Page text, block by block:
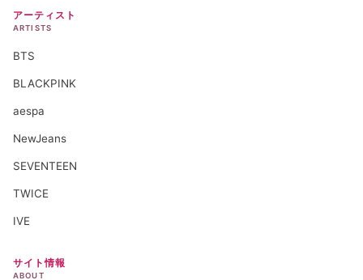
アーティスト
ARTISTS
BTS
BLACKPINK
aespa
NewJeans
SEVENTEEN
TWICE
IVE
サイト情報
ABOUT